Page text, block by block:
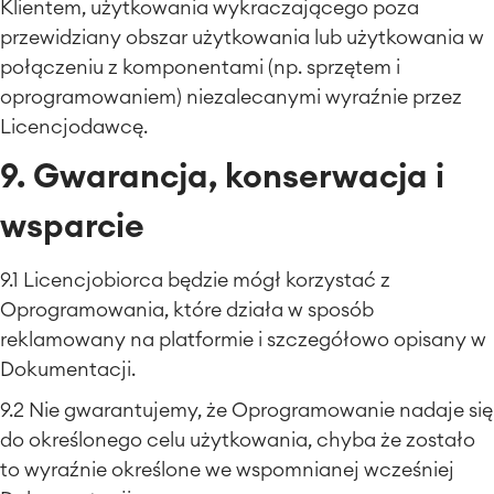
Klientem, użytkowania wykraczającego poza
przewidziany obszar użytkowania lub użytkowania w
połączeniu z komponentami (np. sprzętem i
oprogramowaniem) niezalecanymi wyraźnie przez
Licencjodawcę.
9. Gwarancja, konserwacja i
wsparcie
9.1 Licencjobiorca będzie mógł korzystać z
Oprogramowania, które działa w sposób
reklamowany na platformie i szczegółowo opisany w
Dokumentacji.
9.2 Nie gwarantujemy, że Oprogramowanie nadaje się
do określonego celu użytkowania, chyba że zostało
to wyraźnie określone we wspomnianej wcześniej